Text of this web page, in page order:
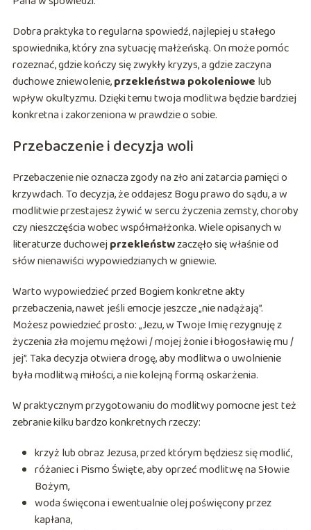
Dobra praktyka to regularna spowiedź, najlepiej u stałego
spowiednika, który zna sytuację małżeńską. On może pomóc
rozeznać, gdzie kończy się zwykły kryzys, a gdzie zaczyna
duchowe zniewolenie,przekleństwa pokoleniowe lub
wpływ okultyzmu. Dzięki temu twoja modlitwa będzie bardziej
konkretna i zakorzeniona w prawdzie o sobie.
Przebaczenie i decyzja woli
Przebaczenie nie oznacza zgody na zło ani zatarcia pamięci o
krzywdach. To decyzja, że oddajesz Bogu prawo do sądu, a w
modlitwie przestajesz żywić w sercu życzenia zemsty, choroby
czy nieszczęścia wobec współmałżonka. Wiele opisanych w
literaturze duchowejprzekleństwzaczęło się właśnie od
słów nienawiści wypowiedzianych w gniewie.
Warto wypowiedzieć przed Bogiem konkretne akty
przebaczenia, nawet jeśli emocje jeszcze „nie nadążają”.
Możesz powiedzieć prosto: „Jezu, w Twoje Imię rezygnuję z
życzenia zła mojemu mężowi / mojej żonie i błogosławię mu /
jej”. Taka decyzja otwiera drogę, aby modlitwa o uwolnienie
była modlitwą miłości, a nie kolejną formą oskarżenia.
W praktycznym przygotowaniu do modlitwy pomocne jest też
zebranie kilku bardzo konkretnych rzeczy:
krzyż lub obraz Jezusa, przed którym będziesz się modlić,
różaniec i Pismo Święte, aby oprzeć modlitwę na Słowie
Bożym,
woda święcona i ewentualnie olej poświęcony przez
kapłana,